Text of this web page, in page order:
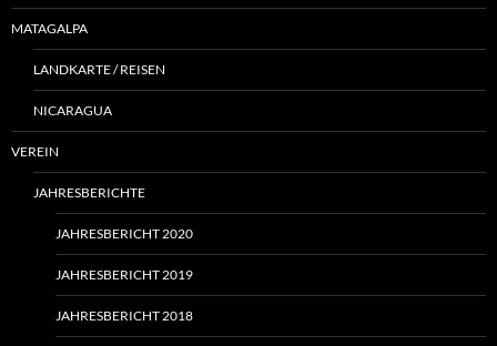
MATAGALPA
LANDKARTE / REISEN
NICARAGUA
VEREIN
JAHRESBERICHTE
JAHRESBERICHT 2020
JAHRESBERICHT 2019
JAHRESBERICHT 2018